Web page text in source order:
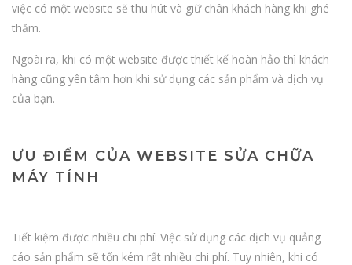
việc có một website sẽ thu hút và giữ chân khách hàng khi ghé
thăm.
Ngoài ra, khi có một website được thiết kế hoàn hảo thì khách
hàng cũng yên tâm hơn khi sử dụng các sản phẩm và dịch vụ
của bạn.
ƯU ĐIỂM CỦA WEBSITE SỬA CHỮA
MÁY TÍNH
Tiết kiệm được nhiều chi phí: Việc sử dụng các dịch vụ quảng
cáo sản phẩm sẽ tốn kém rất nhiều chi phí. Tuy nhiên, khi có